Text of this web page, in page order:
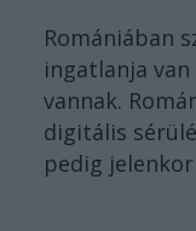
Romániában
ingatlanja
vannak.
digitális
pedig